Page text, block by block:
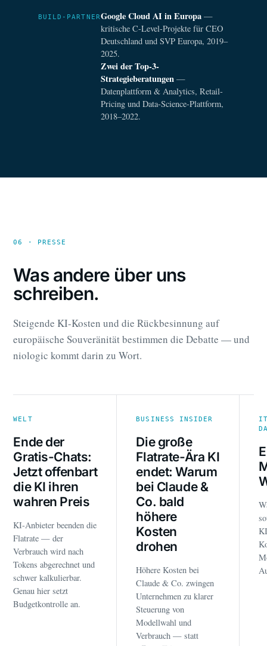
BUILD-PARTNERGoogle Cloud AI in Europa—
kritische C-Level-Projekte für CEO
Deutschland und SVP Europa, 2019–
2025.
Zwei der Top-3-
Strategieberatungen —
Datenplattform & Analytics, Retail-
Pricing und Data-Science-Plattform,
2018–2022.
06 · PRESSE
Was andere über uns
schreiben.
Steigende KI-Kosten und die Rückbesinnung auf
europäische Souveränität bestimmen die Debatte — und
niologic kommt darin zu Wort.
WELT
Ende der
Gratis-Chats:
Jetzt offenbart
die KI ihren
wahren Preis
KI-Anbieter beenden die
Flatrate — der
Verbrauch wird nach
Tokens abgerechnet und
schwer kalkulierbar.
Genau hier setzt
Budgetkontrolle an.
BUSINESS INSIDER
Die große
Flatrate-Ära KI
endet: Warum
bei Claude &
Co. bald
höhere
Kosten
drohen
Höhere Kosten bei
Claude & Co. zwingen
Unternehmen zu klarer
Steuerung von
Modellwahl und
Verbrauch — statt